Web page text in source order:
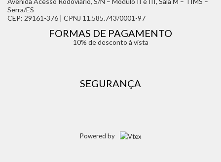
Serra/ES
CEP: 29161-376 | CPNJ 11.585.743/0001-97
FORMAS DE PAGAMENTO
10% de desconto à vista
SEGURANÇA
Powered by